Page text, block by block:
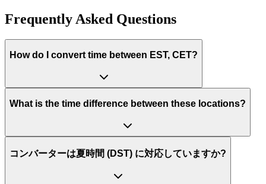
Frequently Asked Questions
How do I convert time between EST, CET?
What is the time difference between these locations?
コンバーターは夏時間 (DST) に対応していますか?